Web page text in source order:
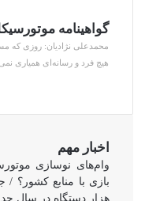
گواهینامه
محمدعلی نژادیان: روزی که
هیچ فرد و رسانه‌ای همیاری
اخبار مهم
وام‌های نوسازی
هزار دستگاه در سال حدود ۱۹ سال طول